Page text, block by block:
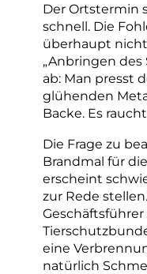
Der Ortstermin
schnell. Die
überhaupt
„Anbringen des
ab: Man presst
glühenden
Backe. Es
Die Frage zu
Brandmal für
erscheint
zur Rede
eine
natürlich